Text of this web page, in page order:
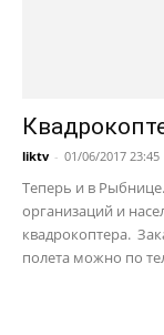
liktv - 01/06/2017 23:45
Теперь и в
организаций и
квадрокоптера.
полета можно по